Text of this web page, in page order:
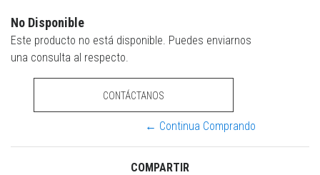
No Disponible
Este producto no está disponible. Puedes enviarnos
una consulta al respecto.
CONTÁCTANOS
← Continua Comprando
COMPARTIR